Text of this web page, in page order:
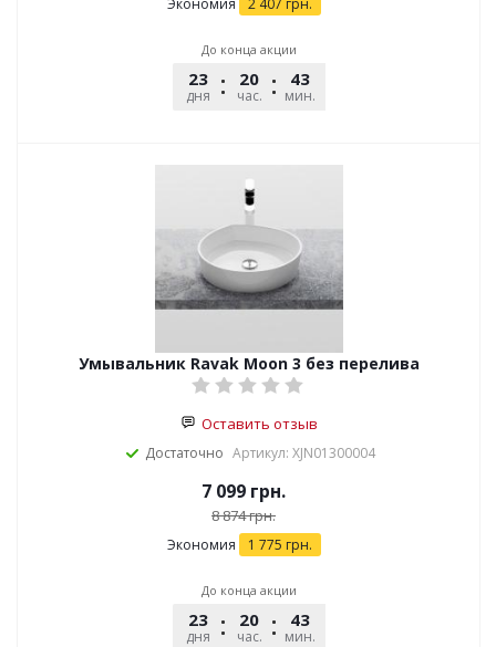
Экономия 2 407 грн.
До конца акции
23
дня
20
час.
43
мин.
Умывальник Ravak Moon 3 без перелива
Оставить отзыв
Достаточно Артикул: XJN01300004
7 099 грн.
8 874грн.
Экономия 1 775 грн.
До конца акции
23
дня
20
час.
43
мин.